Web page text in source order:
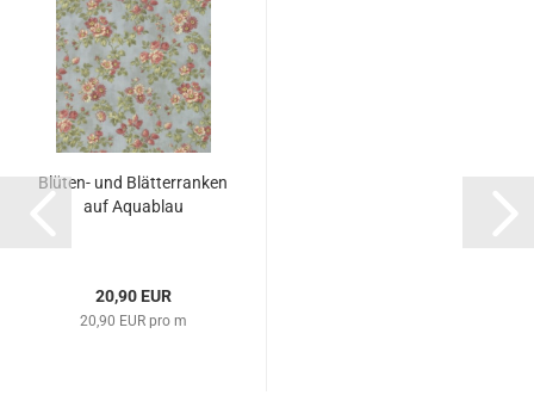
Blüten- und Blätterranken
auf Aquablau
20,90 EUR
20,90 EUR pro m